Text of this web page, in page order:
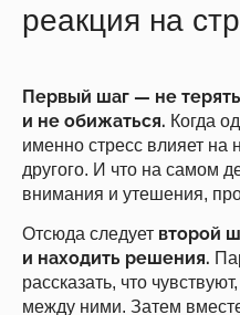
реакция на
Первый шаг — не терять
и не обижаться. Когда
именно стресс влияет на
другого. И что на самом
внимания и утешения,
Отсюда следует второй
и находить решения.
рассказать, что
между ними. Затем